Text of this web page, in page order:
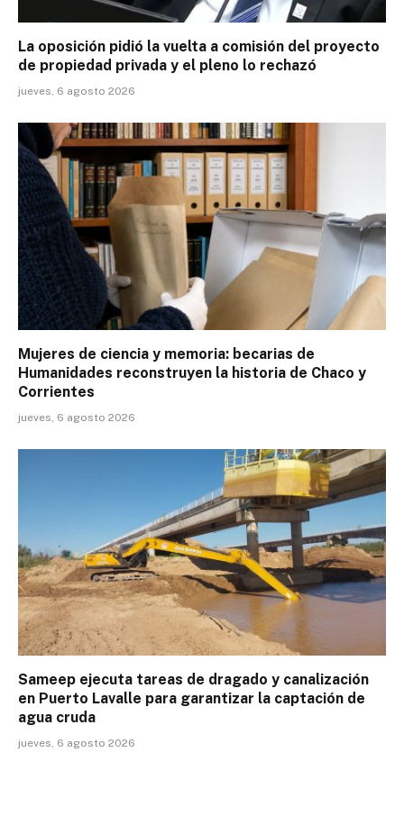
La oposición pidió la vuelta a comisión del proyecto
de propiedad privada y el pleno lo rechazó
jueves, 6 agosto 2026
Mujeres de ciencia y memoria: becarias de
Humanidades reconstruyen la historia de Chaco y
Corrientes
jueves, 6 agosto 2026
Sameep ejecuta tareas de dragado y canalización
en Puerto Lavalle para garantizar la captación de
agua cruda
jueves, 6 agosto 2026